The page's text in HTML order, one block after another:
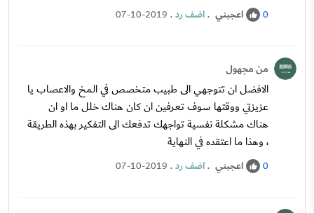
0 اعجبني .اضف رد.
07-10-2019
من مجهول
الافضل ان تتوجهي الى طبيب متخصص في المخ والاعصاب يا
عزيزتي ووقتها سوف تعرفين ان كان هناك خلل ما او ان
هناك مشكلة نفسية تواجهك تدفعك الى التفكير بهذه الطريقة
، وهذا ما اعتقده في النهاية
0 اعجبني .اضف رد.
07-10-2019